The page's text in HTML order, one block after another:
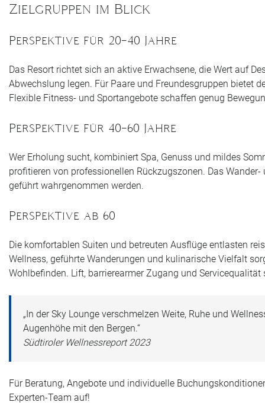
Zielgruppen im Blick
Perspektive für 20–40 Jahre
Das Resort richtet sich an aktive Erwachsene, die Wert auf
Abwechslung legen. Für Paare und Freundesgruppen bietet
Flexible Fitness- und Sportangebote schaffen genug
Perspektive für 40–60 Jahre
Wer Erholung sucht, kombiniert Spa, Genuss und mildes
profitieren von professionellen Rückzugszonen. Das
geführt wahrgenommen werden.
Perspektive ab 60
Die komfortablen Suiten und betreuten Ausflüge entlasten
Wellness, geführte Wanderungen und kulinarische Vielfalt
Wohlbefinden. Lift, barrierearmer Zugang und Servicequalität
„In der Sky Lounge verschmelzen Weite, Ruhe und
Augenhöhe mit den Bergen.“
Südtiroler Wellnessreport 2023
Für Beratung, Angebote und individuelle
Experten-Team auf!